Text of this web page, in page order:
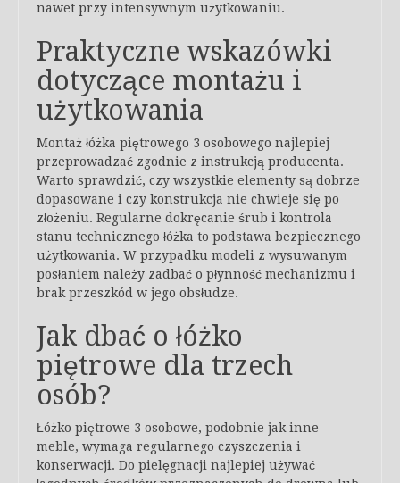
nawet przy intensywnym użytkowaniu.
Praktyczne wskazówki
dotyczące montażu i
użytkowania
Montaż łóżka piętrowego 3 osobowego najlepiej
przeprowadzać zgodnie z instrukcją producenta.
Warto sprawdzić, czy wszystkie elementy są dobrze
dopasowane i czy konstrukcja nie chwieje się po
złożeniu. Regularne dokręcanie śrub i kontrola
stanu technicznego łóżka to podstawa bezpiecznego
użytkowania. W przypadku modeli z wysuwanym
posłaniem należy zadbać o płynność mechanizmu i
brak przeszkód w jego obsłudze.
Jak dbać o łóżko
piętrowe dla trzech
osób?
Łóżko piętrowe 3 osobowe, podobnie jak inne
meble, wymaga regularnego czyszczenia i
konserwacji. Do pielęgnacji najlepiej używać